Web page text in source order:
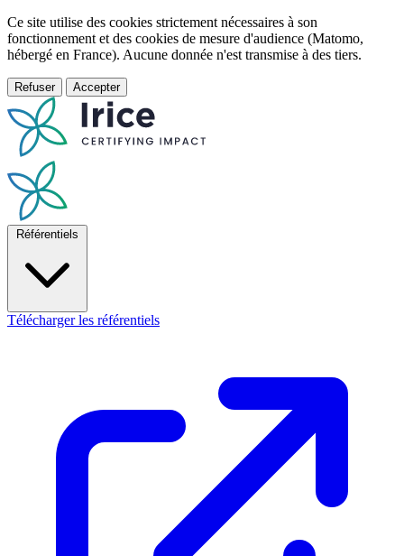
Ce site utilise des cookies strictement nécessaires à son
fonctionnement et des cookies de mesure d'audience (Matomo,
hébergé en France). Aucune donnée n'est transmise à des tiers.
Refuser Accepter
Référentiels
Télécharger les référentiels